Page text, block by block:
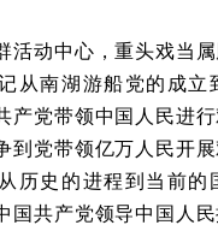
活动中心，重头戏当
从南湖游船党的成立
产党带领中国人民进
到党带领亿万人民开
历史的进程到当前的
国共产党领导中国人